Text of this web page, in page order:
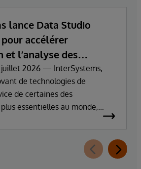
lance Data Studio
accélérer
et l’analyse des
2026 — InterSystems,
de technologies de
de certaines des
essentielles au monde,
la disponibilité générale
d’InterSystems Data Studio
générative, qui aide les